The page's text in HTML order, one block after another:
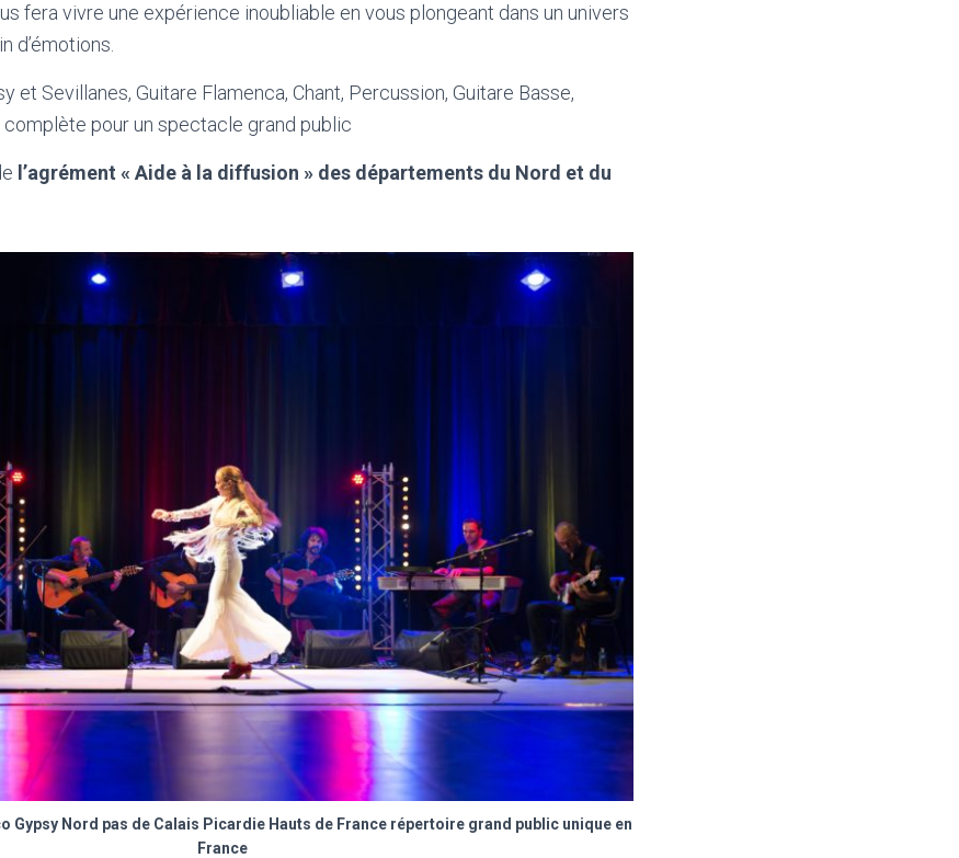
fera vivre une expérience inoubliable en vous plongeant dans un univers
d’émotions.
et Sevillanes, Guitare Flamenca, Chant, Percussion, Guitare Basse,
complète pour un spectacle grand public
l’agrément « Aide à la diffusion » des départements du Nord et du
Gypsy Nord pas de Calais Picardie Hauts de France répertoire grand public unique en
France